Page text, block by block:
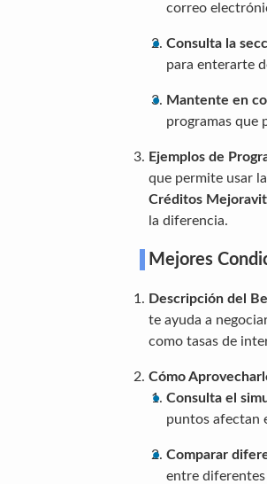
correo
Consulta la
para enterarte
Mantente en
programas que
Ejemplos de
que permite usar
Créditos Mejoravit
la diferencia.
Mejores
Descripción del
te ayuda a
como tasas de
Cómo
Consulta el
puntos afectan
Comparar
entre